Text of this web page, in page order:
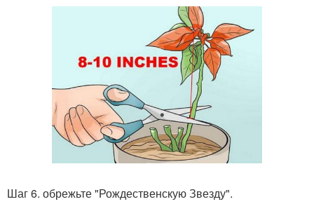
Шаг 6. обрежьте "Рождественскую Звезду".